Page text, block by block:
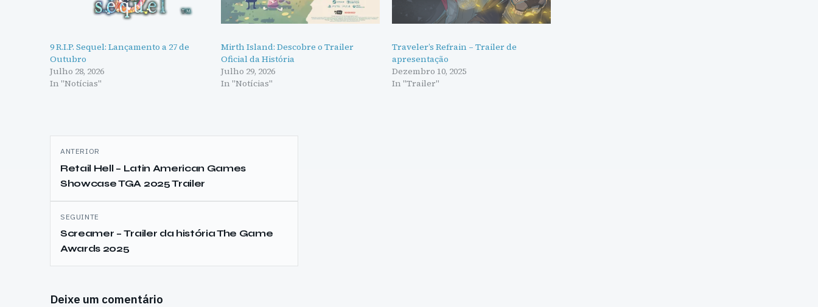
9 R.I.P. Sequel: Lançamento a 27 de
Outubro
Julho 28, 2026
In "Notícias"
Mirth Island: Descobre o Trailer
Oficial da História
Julho 29, 2026
In "Notícias"
Traveler’s Refrain – Trailer de
apresentação
Dezembro 10, 2025
In "Trailer"
Navegação
de
artigos
ANTERIOR
Retail Hell – Latin American Games
Showcase TGA 2025 Trailer
SEGUINTE
Screamer – Trailer da história The Game
Awards 2025
Deixe um comentário